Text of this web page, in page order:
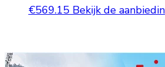
€569.15 Bekijk de